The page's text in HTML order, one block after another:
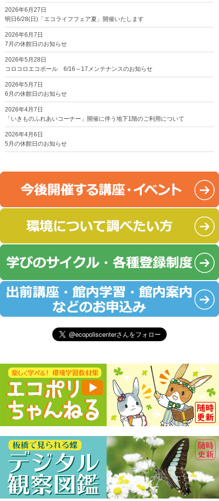
2026年6月27日
明日6/28(日)「エコライフフェア夏」開催いたします
2026年6月7日
7月の休館日のお知らせ
2026年5月28日
コロコロエコボール 6/16～17メンテナンスのお知らせ
2026年5月7日
6月の休館日のお知らせ
2026年4月7日
「いきものふれあいコーナー」開催に伴う地下1階のご利用について
2026年4月6日
5月の休館日のお知らせ